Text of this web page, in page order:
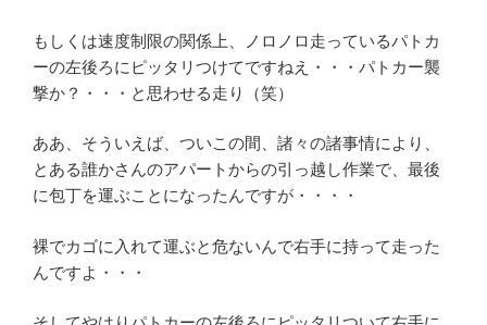
もしくは速度制限の関係上、ノロノロ走っているパトカ
ーの左後ろにピッタリつけてですねえ・・・パトカー襲
撃か？・・・と思わせる走り（笑）
ああ、そういえば、ついこの間、諸々の諸事情により、
とある誰かさんのアパートからの引っ越し作業で、最後
に包丁を運ぶことになったんですが・・・・
裸でカゴに入れて運ぶと危ないんで右手に持って走った
んですよ・・・